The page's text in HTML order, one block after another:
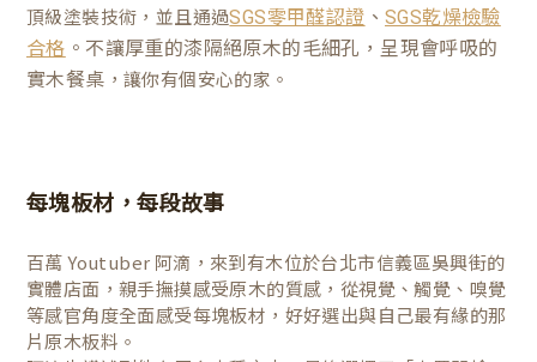
頂級塗裝技術，並且通過SGS零甲醛認證 、SGS乾燥檢驗
合格 。不讓厚重的漆隔絕原木的毛細孔，呈現會呼吸的
實木餐桌 ，讓你有個安心的家。
每塊板材，每段故事
百萬 Youtuber 阿滴，來到有木位於台北市信義區吳興街的
實體店面，親手撫摸感受原木的質感，從視覺、觸覺、嗅覺
等感官角度全面感受每塊板材，好好選出與自己最有緣的那
片原木板料。